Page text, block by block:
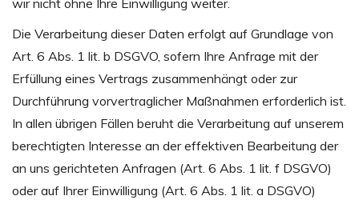
wir nicht ohne Ihre Einwilligung weiter.
Die Verarbeitung dieser Daten erfolgt auf Grundlage von
Art. 6 Abs. 1 lit. b DSGVO, sofern Ihre Anfrage mit der
Erfüllung eines Vertrags zusammenhängt oder zur
Durchführung vorvertraglicher Maßnahmen erforderlich ist.
In allen übrigen Fällen beruht die Verarbeitung auf unserem
berechtigten Interesse an der effektiven Bearbeitung der
an uns gerichteten Anfragen (Art. 6 Abs. 1 lit. f DSGVO)
oder auf Ihrer Einwilligung (Art. 6 Abs. 1 lit. a DSGVO)